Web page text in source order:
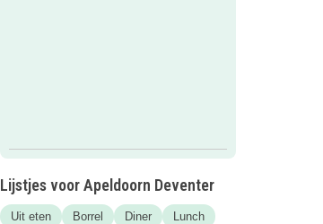
Lijstjes voor Apeldoorn Deventer
Uit eten Borrel Diner
Lunch